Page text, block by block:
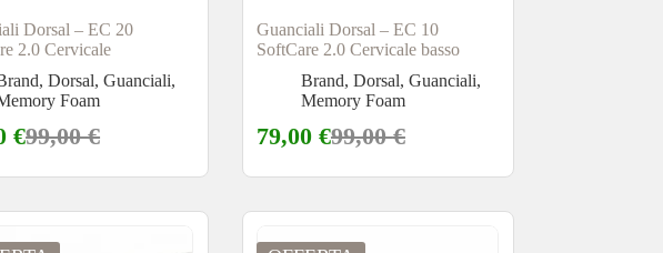
Dorsal – EC 20
2.0 Cervicale
,Dorsal,Guanciali,
Foam
99,00€
€
Guanciali Dorsal – EC 10
SoftCare 2.0 Cervicale basso
Brand, Dorsal, Guanciali,
Memory Foam
99,00€
79,00 €